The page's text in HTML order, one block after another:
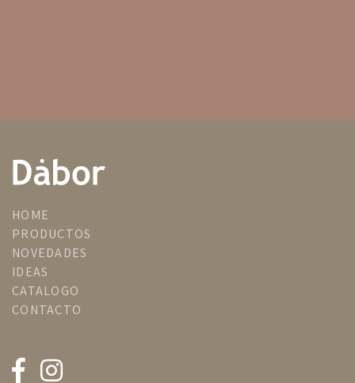
HOME
PRODUCTOS
NOVEDADES
IDEAS
CATALOGO
CONTACTO